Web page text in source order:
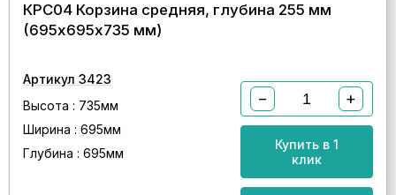
КРС04 Корзина средняя, глубина 255 мм
(695х695х735 мм)
Артикул 3423
Высота : 735мм
Ширина : 695мм
Глубина : 695мм
− +
Купить в 1
клик